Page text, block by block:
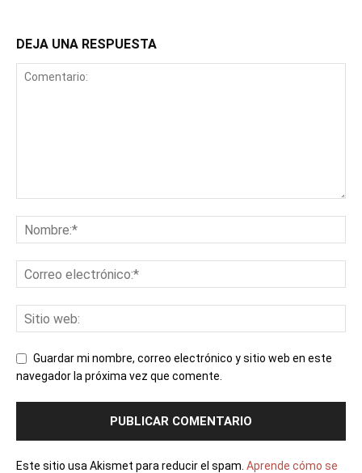
DEJA UNA RESPUESTA
Guardar mi nombre, correo electrónico y sitio web en este
navegador la próxima vez que comente.
Este sitio usa Akismet para reducir el spam. Aprende cómo se